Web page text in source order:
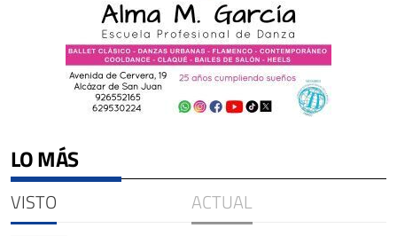
LO MÁS
VISTO ACTUAL